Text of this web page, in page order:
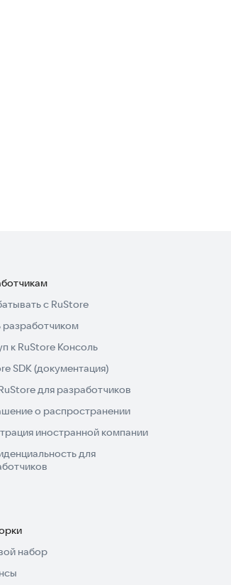
с RuStore
разработчиком
к RuStore Консоль
SDK (документация)
для разработчиков
о распространении
иностранной компании
для
набор